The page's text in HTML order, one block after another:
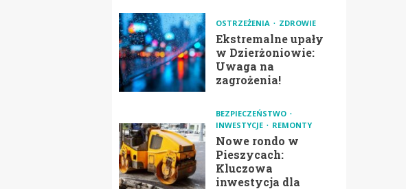
OSTRZEŻENIA ZDROWIE
Ekstremalne upały
w Dzierżoniowie:
Uwaga na
zagrożenia!
BEZPIECZEŃSTWO
INWESTYCJE
REMONTY
Nowe rondo w
Pieszycach:
Kluczowa
inwestycja dla